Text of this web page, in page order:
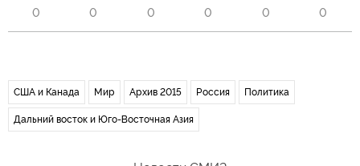
0 0 0 0 0 0
США и Канада Мир Архив 2015 Россия Политика
Дальний восток и Юго-Восточная Азия